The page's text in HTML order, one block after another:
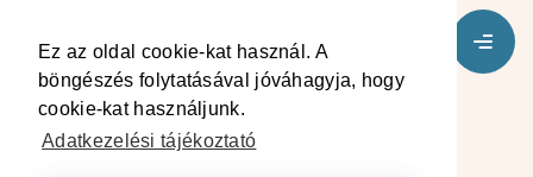
Ez az oldal cookie-kat használ. A
böngészés folytatásával jóváhagyja, hogy
cookie-kat használjunk.
Adatkezelési tájékoztató